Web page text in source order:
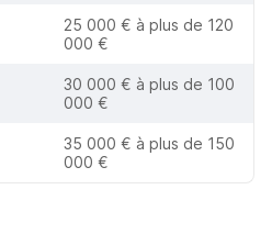
25 000 € à plus de 120
000 €
30 000 € à plus de 100
000 €
35 000 € à plus de 150
000 €